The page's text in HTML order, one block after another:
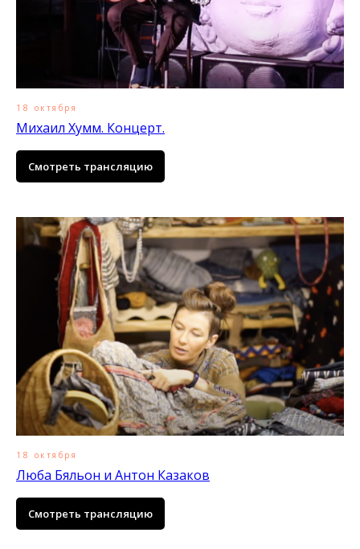
18 октября
Михаил Хумм. Концерт.
Смотреть трансляцию
18 октября
Люба Бяльон и Антон Казаков
Смотреть трансляцию